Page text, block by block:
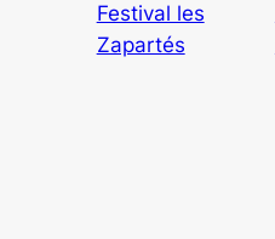
Festival les
Zapartés